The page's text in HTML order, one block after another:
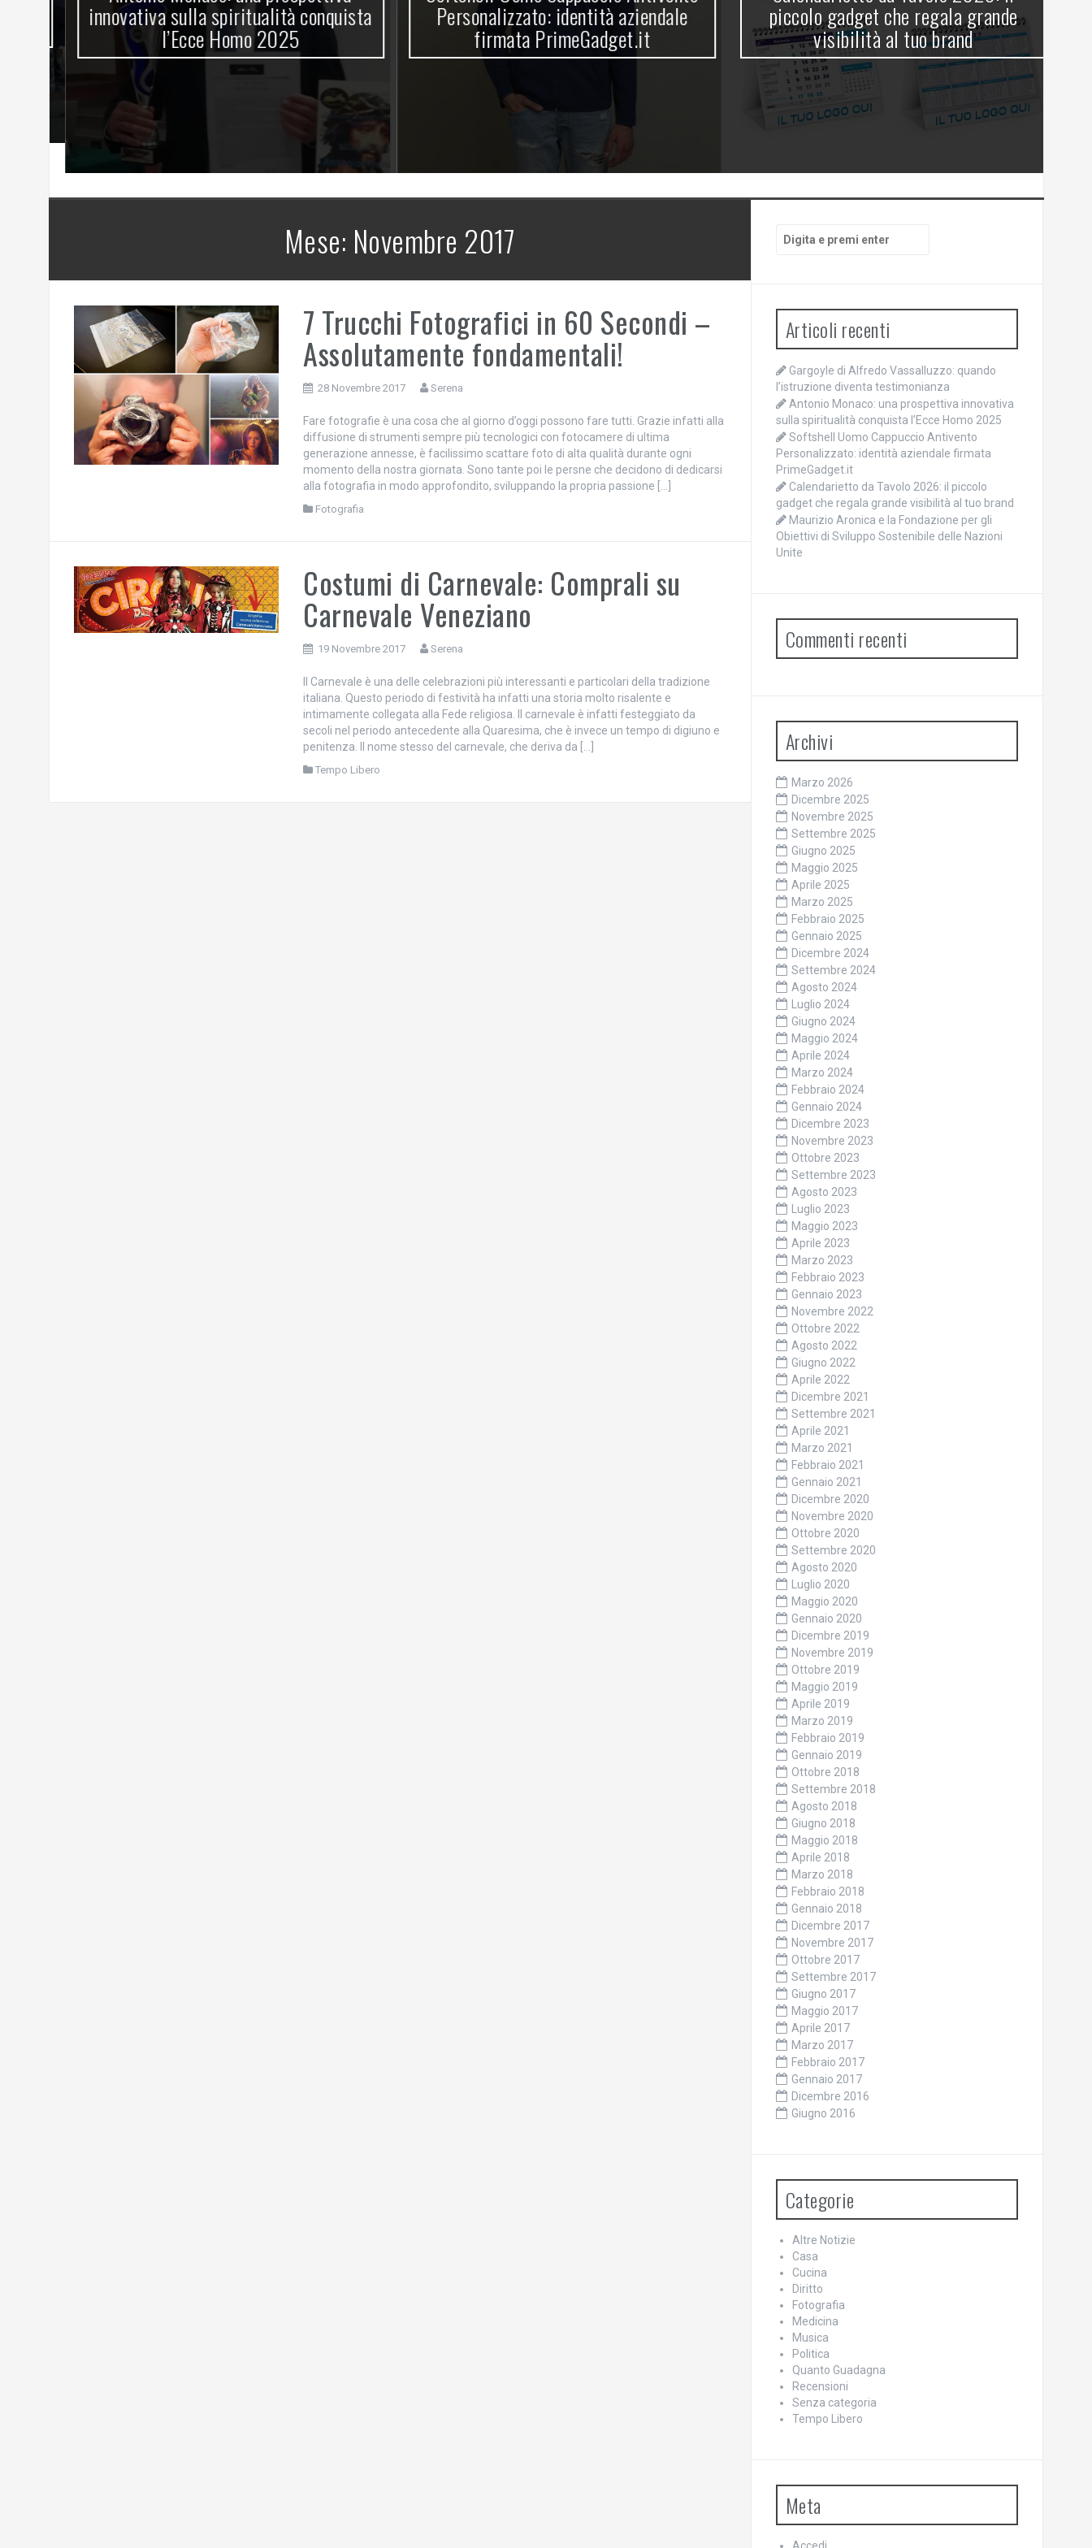
innovativa sulla spiritualità conquista
l’Ecce Homo 2025
Personalizzato: identità aziendale
firmata PrimeGadget.it
piccolo gadget che regala grande
visibilità al tuo brand
Mese: Novembre 2017
7 Trucchi Fotografici in 60 Secondi –
Assolutamente fondamentali!
28 Novembre 2017 Serena
Fare fotografie è una cosa che al giorno d’oggi possono fare tutti. Grazie infatti alla
diffusione di strumenti sempre più tecnologici con fotocamere di ultima
generazione annesse, è facilissimo scattare foto di alta qualità durante ogni
momento della nostra giornata. Sono tante poi le persne che decidono di dedicarsi
alla fotografia in modo approfondito, sviluppando la propria passione […]
Fotografia
Costumi di Carnevale: Comprali su
Carnevale Veneziano
19 Novembre 2017 Serena
Il Carnevale è una delle celebrazioni più interessanti e particolari della tradizione
italiana. Questo periodo di festività ha infatti una storia molto risalente e
intimamente collegata alla Fede religiosa. Il carnevale è infatti festeggiato da
secoli nel periodo antecedente alla Quaresima, che è invece un tempo di digiuno e
penitenza. Il nome stesso del carnevale, che deriva da […]
Tempo Libero
Articoli recenti
Gargoyle di Alfredo Vassalluzzo: quando
l’istruzione diventa testimonianza
Antonio Monaco: una prospettiva innovativa
sulla spiritualità conquista l’Ecce Homo 2025
Softshell Uomo Cappuccio Antivento
Personalizzato: identità aziendale firmata
PrimeGadget.it
Calendarietto da Tavolo 2026: il piccolo
gadget che regala grande visibilità al tuo brand
Maurizio Aronica e la Fondazione per gli
Obiettivi di Sviluppo Sostenibile delle Nazioni
Unite
Commenti recenti
Archivi
Marzo 2026
Dicembre 2025
Novembre 2025
Settembre 2025
Giugno 2025
Maggio 2025
Aprile 2025
Marzo 2025
Febbraio 2025
Gennaio 2025
Dicembre 2024
Settembre 2024
Agosto 2024
Luglio 2024
Giugno 2024
Maggio 2024
Aprile 2024
Marzo 2024
Febbraio 2024
Gennaio 2024
Dicembre 2023
Novembre 2023
Ottobre 2023
Settembre 2023
Agosto 2023
Luglio 2023
Maggio 2023
Aprile 2023
Marzo 2023
Febbraio 2023
Gennaio 2023
Novembre 2022
Ottobre 2022
Agosto 2022
Giugno 2022
Aprile 2022
Dicembre 2021
Settembre 2021
Aprile 2021
Marzo 2021
Febbraio 2021
Gennaio 2021
Dicembre 2020
Novembre 2020
Ottobre 2020
Settembre 2020
Agosto 2020
Luglio 2020
Maggio 2020
Gennaio 2020
Dicembre 2019
Novembre 2019
Ottobre 2019
Maggio 2019
Aprile 2019
Marzo 2019
Febbraio 2019
Gennaio 2019
Ottobre 2018
Settembre 2018
Agosto 2018
Giugno 2018
Maggio 2018
Aprile 2018
Marzo 2018
Febbraio 2018
Gennaio 2018
Dicembre 2017
Novembre 2017
Ottobre 2017
Settembre 2017
Giugno 2017
Maggio 2017
Aprile 2017
Marzo 2017
Febbraio 2017
Gennaio 2017
Dicembre 2016
Giugno 2016
Categorie
Altre Notizie
Casa
Cucina
Diritto
Fotografia
Medicina
Musica
Politica
Quanto Guadagna
Recensioni
Senza categoria
Tempo Libero
Meta